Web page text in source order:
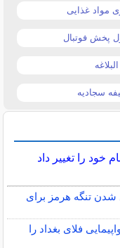
مواد غذایی
پخش فوتبال
سجادیه
را تغییر داد
شدن تنگه هرمز برای
فلای بغداد را